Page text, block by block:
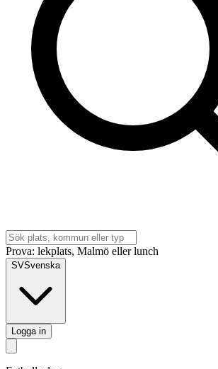
Prova: lekplats, Malmö eller lunch
SVSvenska
Logga in